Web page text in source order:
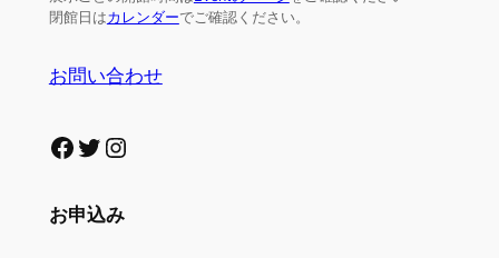
閉館日はカレンダーでご確認ください。
お問い合わせ
Facebook Twitter Instagram
お申込み